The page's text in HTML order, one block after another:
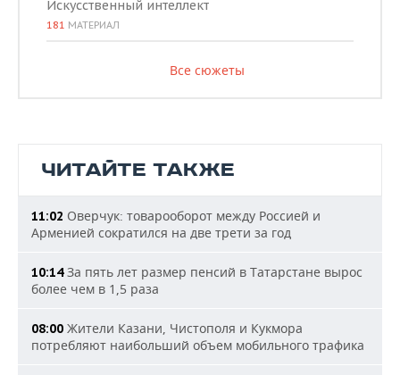
Искусственный интеллект
181 МАТЕРИАЛ
Все сюжеты
ЧИТАЙТЕ ТАКЖЕ
11:02 Оверчук: товарооборот между Россией и
Арменией сократился на две трети за год
10:14За пять лет размер пенсий в Татарстане вырос
более чем в 1,5 раза
08:00 Жители Казани, Чистополя и Кукмора
потребляют наибольший объем мобильного трафика